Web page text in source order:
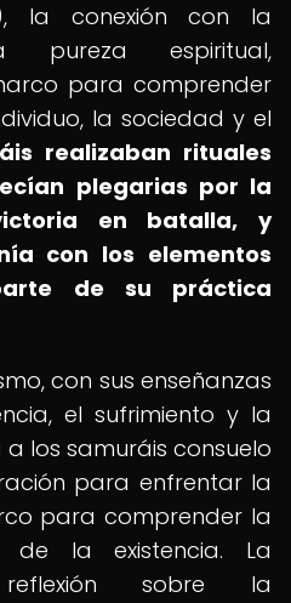
la conexión con la
espiritual,
para comprender
la sociedad y el
realizaban rituales
plegarias por la
en batalla, y
con los elementos
de su práctica
con sus enseñanzas
el sufrimiento y la
los samuráis consuelo
para enfrentar la
para comprender la
de la existencia. La
sobre la